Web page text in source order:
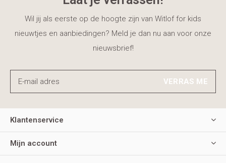
Wil jij als eerste op de hoogte zijn van Witlof for kids
nieuwtjes en aanbiedingen? Meld je dan nu aan voor onze
nieuwsbrief!
VERRAS ME
Klantenservice
Mijn account